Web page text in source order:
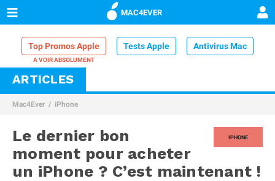
MAC4EVER
Top Promos Apple Tests Apple Antivirus Mac
VPN Mac
Comparatif iPhone
ARTICLES
Mac4Ever iPhone
IPHONE
Le dernier bon
moment pour acheter
un iPhone ? C’est maintenant !